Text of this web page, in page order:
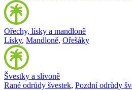
Ořechy, lísky a mandloně
Lísky, Mandloně, Ořešáky
Švestky a slivoně
Rané odrůdy švestek, Pozdní odrůdy